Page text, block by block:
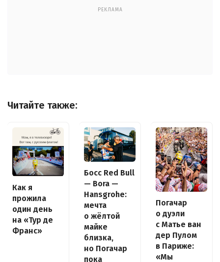
РЕКЛАМА
Читайте также:
Как я
прожила
один день
на «Тур де
Франс»
Босс Red Bull
— Bora —
Hansgrohe:
мечта
о жёлтой
майке
близка,
но Погачар
пока
Погачар
о дуэли
с Матье ван
дер Пулом
в Париже:
«Мы